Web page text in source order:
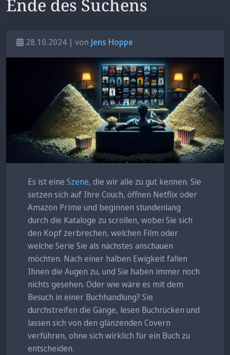
Ende des Suchens
28.10.2024 | von Jens Hoppe
Es ist eineSzene, die wir alle zu gut kennen. Sie
setzen sich auf Ihre Couch, öffnen Netflix oder
Amazon Prime und beginnen stundenlang
durch die Kataloge zu scrollen, wobei Sie sich
den Kopf zerbrechen, welchen Film oder
welche Serie Sie als nächstes anschauen
möchten. Nach einer halben Ewigkeit fallen
Ihnen die Augen zu, und Sie haben immer noch
nichts gesehen. Oder wie wäre es mit dem
Besuch in einer Buchhandlung? Sie
durchstreifen die Gänge, lesen Buchrücken und
lassen sich von den glänzenden Covern
verführen, ohne sich wirklich für ein Buch zu
entscheiden.